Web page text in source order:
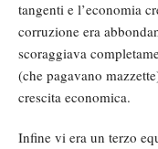
tangenti e l’economia
corruzione era
scoraggiava
(che pagavano
crescita economica.
Infine vi era un terzo